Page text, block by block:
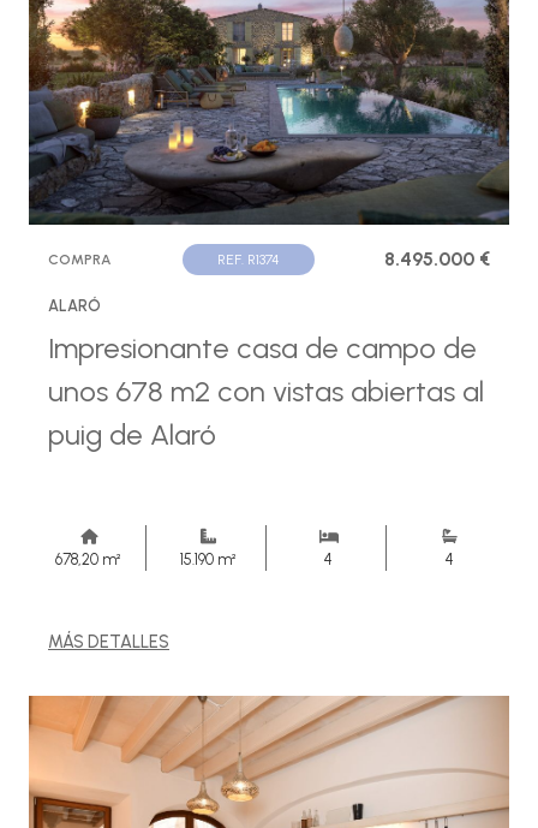
COMPRA REF. R1374 8.495.000 €
ALARÓ
Impresionante casa de campo de
unos 678 m2 con vistas abiertas al
puig de Alaró
678,20 m² 15.190 m² 4 4
MÁS DETALLES